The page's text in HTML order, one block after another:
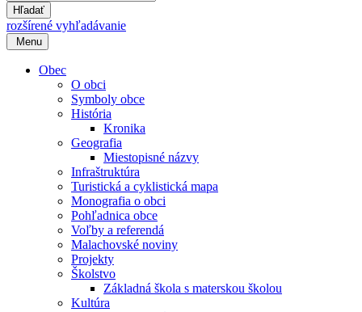
Hľadať
rozšírené vyhľadávanie
Menu
Obec
O obci
Symboly obce
História
Kronika
Geografia
Miestopisné názvy
Infraštruktúra
Turistická a cyklistická mapa
Monografia o obci
Pohľadnica obce
Voľby a referendá
Malachovské noviny
Projekty
Školstvo
Základná škola s materskou školou
Kultúra